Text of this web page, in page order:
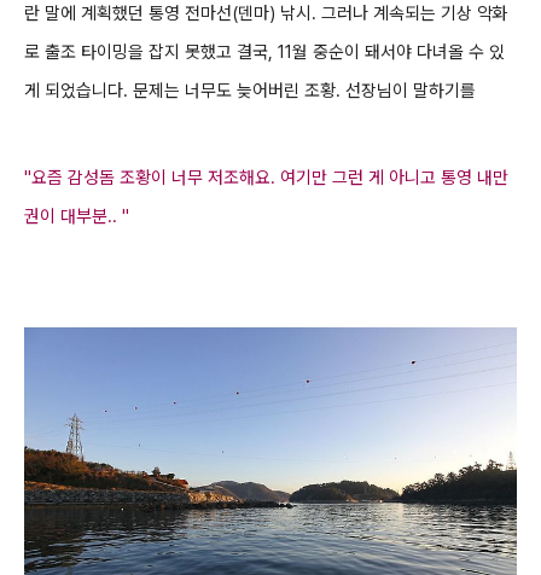
란 말에 계획했던 통영 전마선(덴마) 낚시. 그러나 계속되는 기상 악화
로 출조 타이밍을 잡지 못했고 결국, 11월 중순이 돼서야 다녀올 수 있
게 되었습니다. 문제는 너무도 늦어버린 조황. 선장님이 말하기를
"요즘 감성돔 조황이 너무 저조해요. 여기만 그런 게 아니고 통영 내만
권이 대부분.. "